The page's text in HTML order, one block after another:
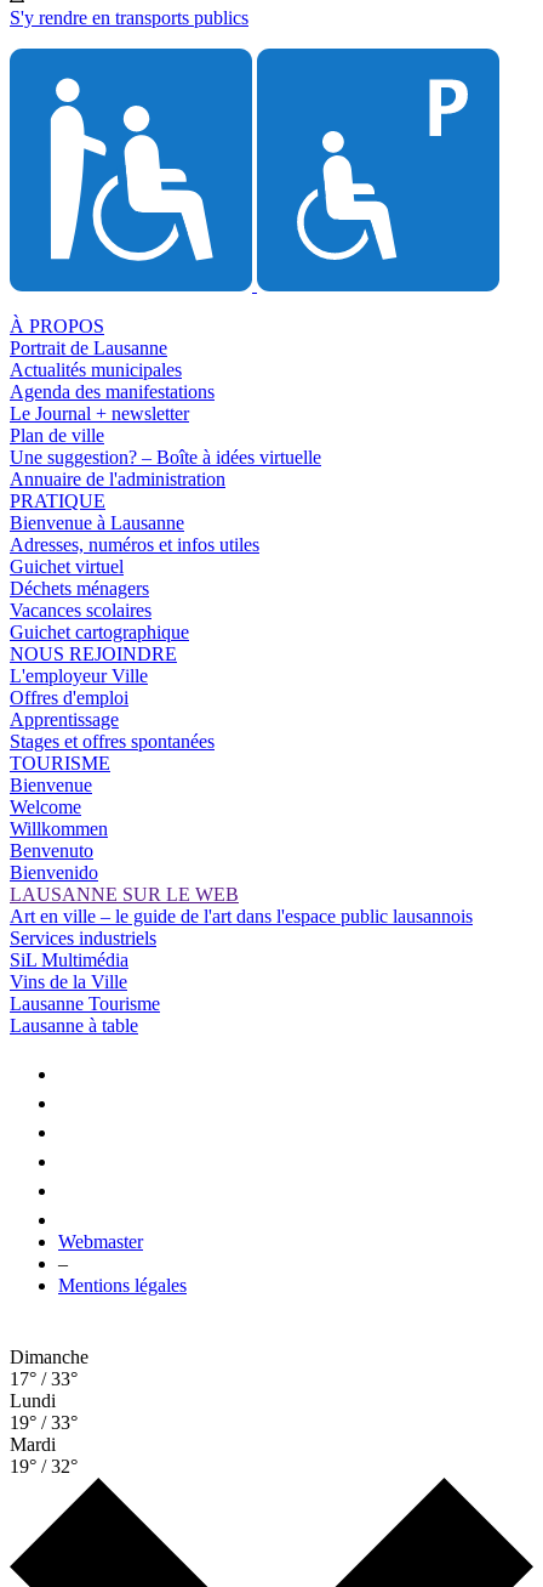
S'y rendre en transports publics
À PROPOS
Portrait de Lausanne
Actualités municipales
Agenda des manifestations
Le Journal + newsletter
Plan de ville
Une suggestion? – Boîte à idées virtuelle
Annuaire de l'administration
PRATIQUE
Bienvenue à Lausanne
Adresses, numéros et infos utiles
Guichet virtuel
Déchets ménagers
Vacances scolaires
Guichet cartographique
NOUS REJOINDRE
L'employeur Ville
Offres d'emploi
Apprentissage
Stages et offres spontanées
TOURISME
Bienvenue
Welcome
Willkommen
Benvenuto
Bienvenido
LAUSANNE SUR LE WEB
Art en ville – le guide de l'art dans l'espace public lausannois
Services industriels
SiL Multimédia
Vins de la Ville
Lausanne Tourisme
Lausanne à table
Webmaster
–
Mentions légales
Dimanche
17° / 33°
Lundi
19° / 33°
Mardi
19° / 32°